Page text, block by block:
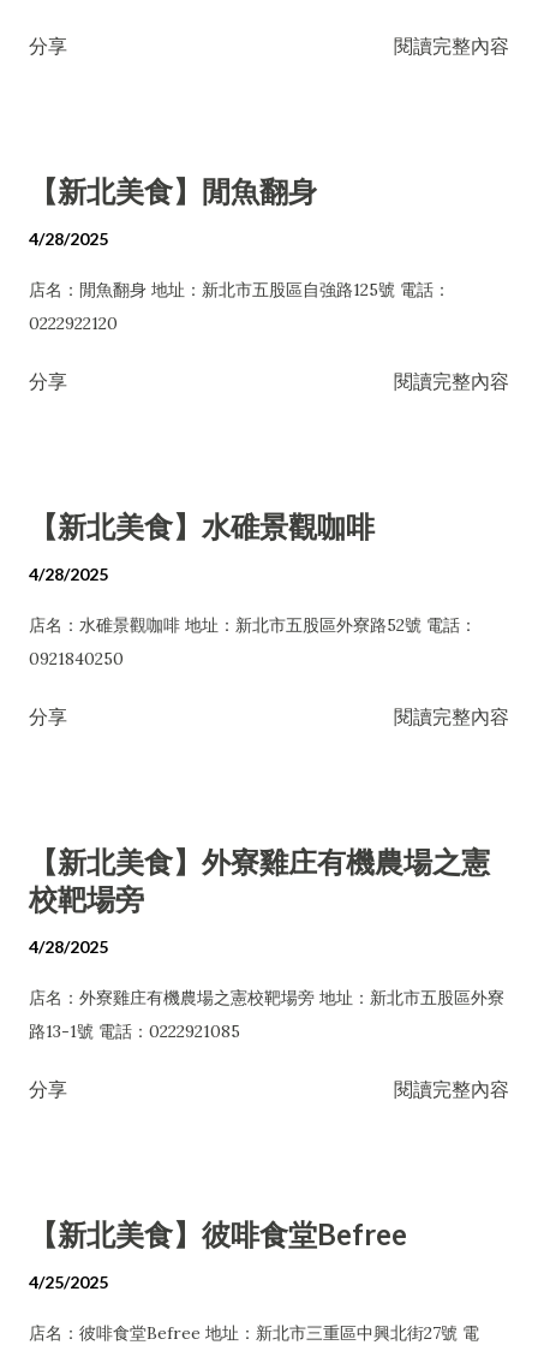
分享 閱讀完整內容
【新北美食】閒魚翻身
4/28/2025
店名：閒魚翻身 地址：新北市五股區自強路125號 電話：
0222922120
分享 閱讀完整內容
【新北美食】水碓景觀咖啡
4/28/2025
店名：水碓景觀咖啡 地址：新北市五股區外寮路52號 電話：
0921840250
分享 閱讀完整內容
【新北美食】外寮雞庄有機農場之憲
校靶場旁
4/28/2025
店名：外寮雞庄有機農場之憲校靶場旁 地址：新北市五股區外寮
路13-1號 電話：0222921085
分享 閱讀完整內容
【新北美食】彼啡食堂Befree
4/25/2025
店名：彼啡食堂Befree 地址：新北市三重區中興北街27號 電